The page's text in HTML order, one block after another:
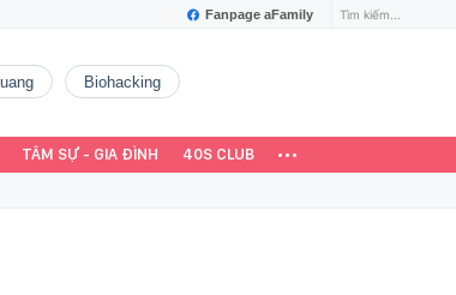
Fanpage aFamily
Biohacking
TÂM SỰ - GIA ĐÌNH 40S CLUB